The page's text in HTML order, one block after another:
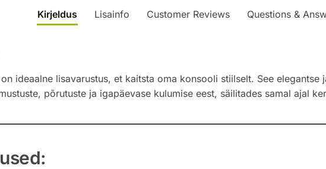
v
Kirjeldus Lisainfo Customer Reviews Questions &
ideaalne lisavarustus, et kaitsta oma konsooli stiilselt. See elegantse
põrutuste ja igapäevase kulumise eest, säilitades samal ajal